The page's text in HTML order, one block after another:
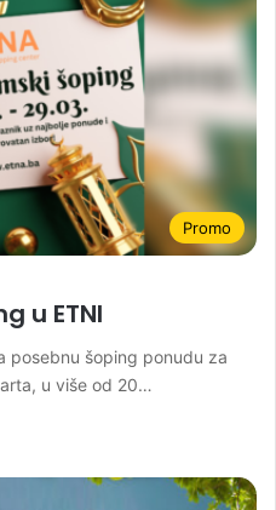
Promo
u ETNI
posebnu šoping ponudu za
u više od 20…